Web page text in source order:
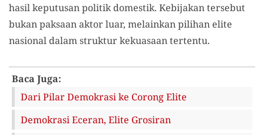
hasil keputusan politik domestik. Kebijakan tersebut
bukan paksaan aktor luar, melainkan pilihan elite
nasional dalam struktur kekuasaan tertentu.
Baca Juga:
Dari Pilar Demokrasi ke Corong Elite
Demokrasi Eceran, Elite Grosiran